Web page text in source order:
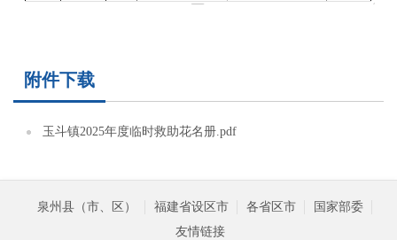
附件下载
玉斗镇2025年度临时救助花名册.pdf
泉州县（市、区） 福建省设区市 各省区市
国家部委
友情链接